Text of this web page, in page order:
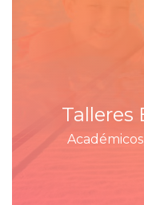
Talleres